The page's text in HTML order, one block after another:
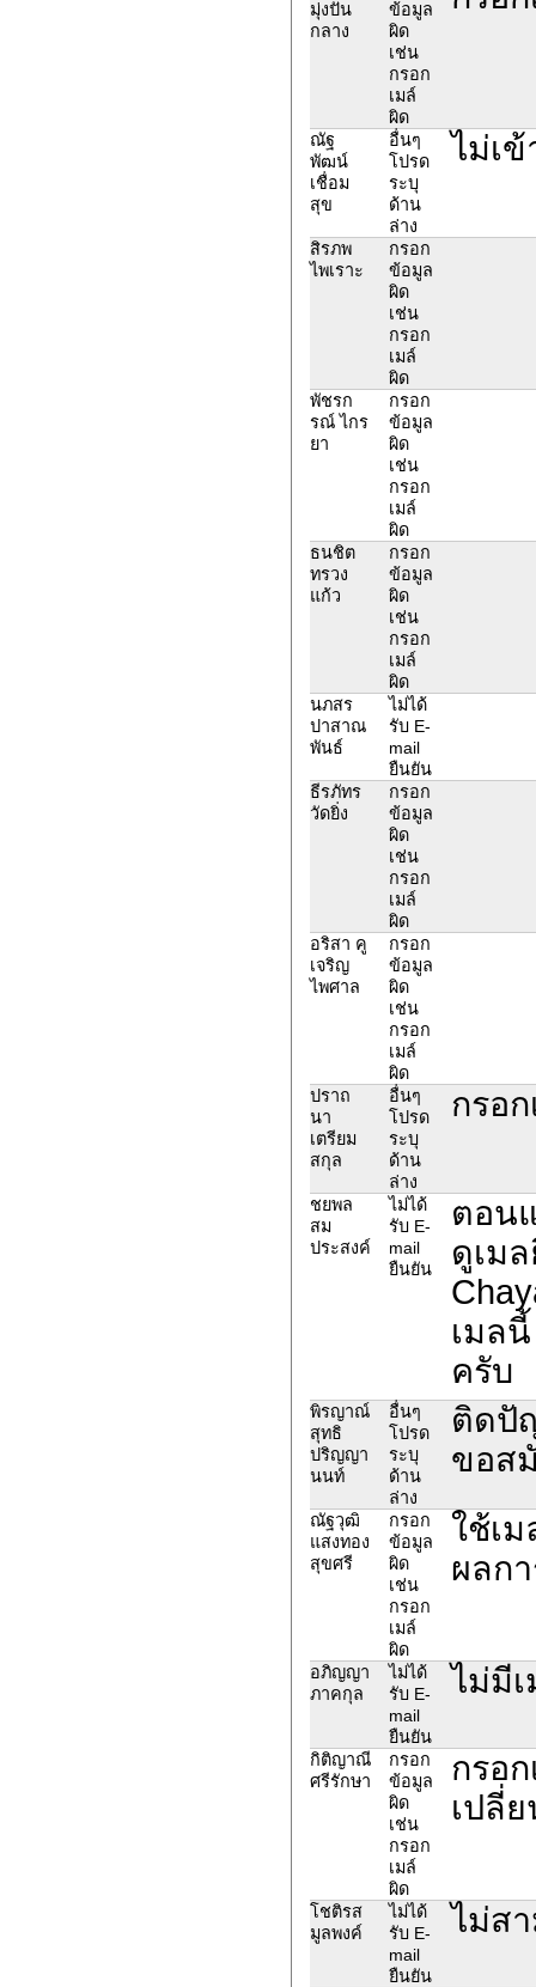
มุ่งปั่น
กลาง
ข้อมูล
ผิด
เช่น
กรอก
เมล์
ผิด
ณัฐ
พัฒน์
เชื่อม
สุข
อื่นๆ
โปรด
ระบุ
ด้าน
ล่าง
ไม่เ
สิรภพ
ไพเราะ
กรอก
ข้อมูล
ผิด
เช่น
กรอก
เมล์
ผิด
พัชรก
รณ์ ไกร
ยา
กรอก
ข้อมูล
ผิด
เช่น
กรอก
เมล์
ผิด
ธนชิต
ทรวง
แก้ว
กรอก
ข้อมูล
ผิด
เช่น
กรอก
เมล์
ผิด
นภสร
ปาสาณ
พันธ์
ไม่ได้
รับ E-
mail
ยืนยัน
ธีรภัทร
วัดยิ่ง
กรอก
ข้อมูล
ผิด
เช่น
กรอก
เมล์
ผิด
อริสา คู
เจริญ
ไพศาล
กรอก
ข้อมูล
ผิด
เช่น
กรอก
เมล์
ผิด
ปราถ
นา
เตรียม
สกุล
อื่นๆ
โปรด
ระบุ
ด้าน
ล่าง
กรอ
ชยพล
สม
ประสงค์
ไม่ได้
รับ E-
mail
ยืนยัน
ตอน
ดูเม
เมล
ครับ
พิรญาณ์
สุทธิ
ปริญญา
นนท์
อื่นๆ
โปรด
ระบุ
ด้าน
ล่าง
ติดปั
ขอส
ณัฐวุฒิ
แสงทอง
สุขศรี
กรอก
ข้อมูล
ผิด
เช่น
กรอก
เมล์
ผิด
ใช้เ
ผลก
อภิญญา
ภาคกุล
ไม่ได้
รับ E-
mail
ยืนยัน
ไม่มี
กิติญาณี
ศรีรักษา
กรอก
ข้อมูล
ผิด
เช่น
กรอก
เมล์
ผิด
กรอ
เปลี่
โชติรส
มูลพงค์
ไม่ได้
รับ E-
mail
ยืนยัน
ไม่ส